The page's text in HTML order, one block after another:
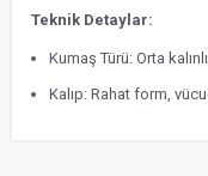
Teknik Detaylar:
Kumaş Türü: Orta
Kalıp: Rahat form,